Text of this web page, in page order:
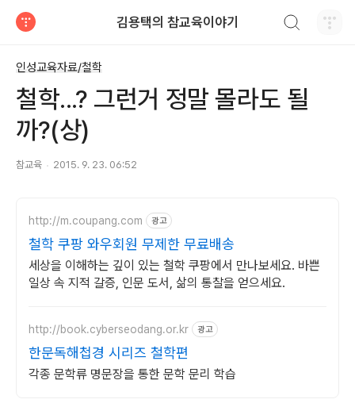
김용택의 참교육이야기
인성교육자료/철학
철학...? 그런거 정말 몰라도 될
까?(상)
참교육 2015. 9. 23. 06:52
http://m.coupang.com 광고
철학 쿠팡 와우회원 무제한 무료배송
세상을 이해하는 깊이 있는 철학 쿠팡에서 만나보세요. 바쁜
일상 속 지적 갈증, 인문 도서, 삶의 통찰을 얻으세요.
http://book.cyberseodang.or.kr 광고
한문독해첩경 시리즈 철학편
각종 문학류 명문장을 통한 문학 문리 학습